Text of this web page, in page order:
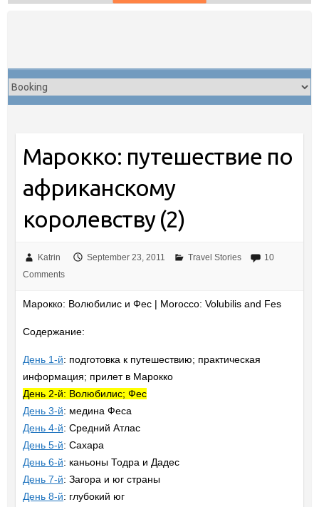
Марокко: путешествие по
африканскому
королевству (2)
Katrin September 23, 2011 Travel Stories
10
Comments
Марокко: Волюбилис и Фес | Morocco: Volubilis and Fes
Содержание:
День 1-й: подготовка к путешествию; практическая
информация; прилет в Марокко
День 2-й: Волюбилис; Фес
День 3-й: медина Феса
День 4-й: Средний Атлас
День 5-й: Сахара
День 6-й: каньоны Тодра и Дадес
День 7-й: Загора и юг страны
День 8-й: глубокий юг